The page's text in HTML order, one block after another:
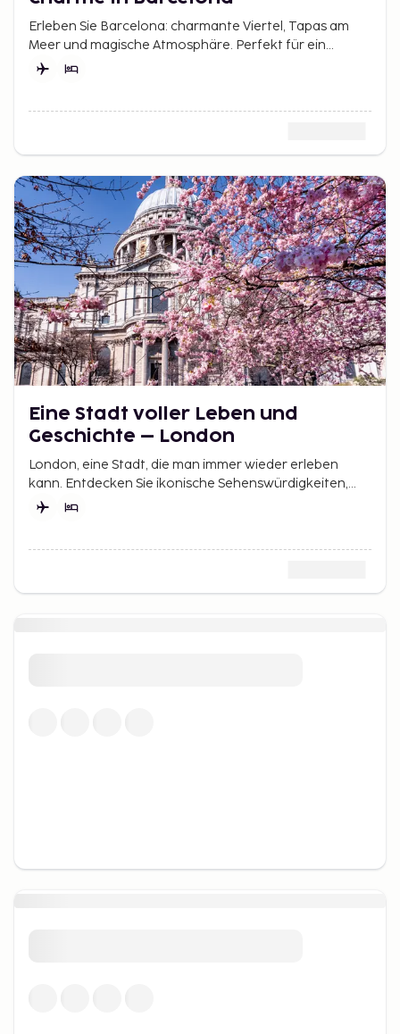
Erleben Sie Barcelona: charmante Viertel, Tapas am
Meer und magische Atmosphäre. Perfekt für ein
Wochenende voller Kultur und Sonne.
Eine Stadt voller Leben und
Geschichte – London
London, eine Stadt, die man immer wieder erleben
kann. Entdecken Sie ikonische Sehenswürdigkeiten,
genießen Sie Musicals im West End und shoppen Sie